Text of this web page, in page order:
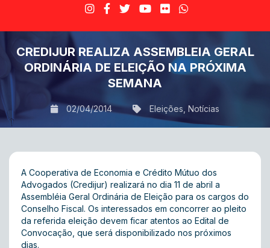
CREDIJUR REALIZA ASSEMBLEIA GERAL
ORDINÁRIA DE ELEIÇÃO NA PRÓXIMA
SEMANA
02/04/2014 Eleições Notícias
A Cooperativa de Economia e Crédito Mútuo dos
Advogados (Credijur) realizará no dia 11 de abril a
Assembléia Geral Ordinária de Eleição para os cargos do
Conselho Fiscal. Os interessados em concorrer ao pleito
da referida eleição devem ficar atentos ao Edital de
Convocação, que será disponibilizado nos próximos
dias.